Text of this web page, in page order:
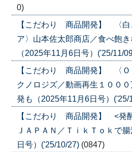
0)
【こだわり 商品開発】 〈白
ア〉山本佐太郎商店／食べ飽
（2025年11月6日号）('25/11/
【こだわり 商品開発】 〈Ｏ
クノロジズ／動画再生１００
発も（2025年11月6日号）('25/
【こだわり 商品開発】 <
ＪＡＰＡＮ／ＴｉｋＴｏｋで
日号）('25/10/27) (0847)